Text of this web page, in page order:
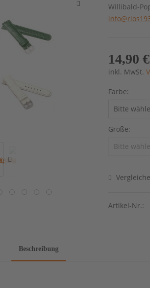
Willibald-
14,90
inkl. MwSt.
Farbe:
Größe:
Artikel-Nr.:
Beschreibung